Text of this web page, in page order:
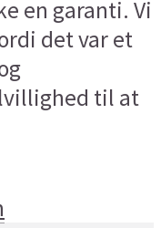
en garanti. Vi
det var et
til at